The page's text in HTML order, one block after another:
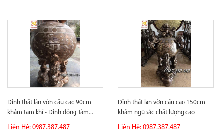
Đỉnh thất lân vờn cầu cao 90cm
khảm tam khí - Đỉnh đồng Tâm...
Liên Hệ: 0987.387.487
Đỉnh thất lân vờn cầu cao 150cm
khảm ngũ sắc chất lượng cao
Liên Hệ: 0987.387.487